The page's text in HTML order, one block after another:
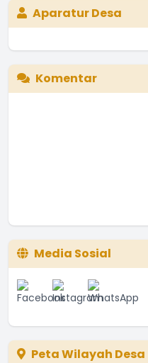
Aparatur Desa
Komentar
Media Sosial
Peta Wilayah Desa